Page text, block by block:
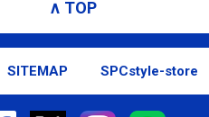
∧ TOP
SITEMAP SPCstyle-store